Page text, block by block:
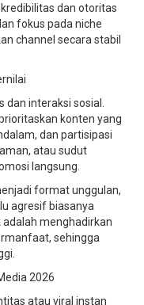
dan otoritas
fokus pada niche
channel secara stabil
interaksi sosial.
konten yang
dan partisipasi
atau sudut
langsung.
format unggulan,
agresif biasanya
adalah menghadirkan
sehingga
2026
atau viral instan